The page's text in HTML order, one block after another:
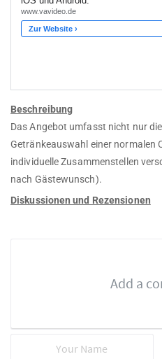
Beschreibung
Das Angebot umfasst nicht nur
Getränkeauswahl einer normalen
individuelle Zusammenstellen
nach Gästewunsch).
Diskussionen und Rezensionen